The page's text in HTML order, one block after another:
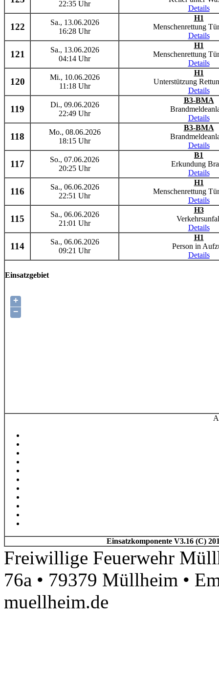
22:35 Uhr
Details
122
Sa., 13.06.2026
16:28 Uhr
H1
Menschenrettung
Details
121
Sa., 13.06.2026
04:14 Uhr
H1
Menschenrettung
Details
120
Mi., 10.06.2026
11:18 Uhr
H1
Unterstützung
Details
119
Di., 09.06.2026
22:49 Uhr
B3-BMA
Details
118
Mo., 08.06.2026
18:15 Uhr
B3-BMA
Details
117
So., 07.06.2026
20:25 Uhr
B1
Erkundung
Details
116
Sa., 06.06.2026
22:51 Uhr
H1
Menschenrettung
Details
115
Sa., 06.06.2026
21:01 Uhr
H3
Details
114
Sa., 06.06.2026
09:21 Uhr
H1
Person in
Details
Einsatzgebiet
+
−
Einsatzkomponente V3.16 (C)
Freiwillige Feuerwehr
76a • 79379 Müllheim •
muellheim.de